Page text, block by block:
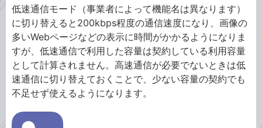
低速通信モード（事業者によって機能名は異なります）
に切り替えると200kbps程度の通信速度になり、画像の
多いWebページなどの表示に時間がかかるようになりま
すが、低速通信で利用した容量は契約している利用容量
として計算されません。高速通信が必要でないときは低
速通信に切り替えておくことで、少ない容量の契約でも
不足せず使えるようになります。